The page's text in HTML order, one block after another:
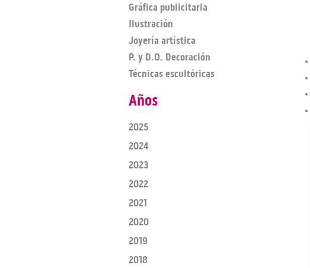
Gráfica publicitaria
Ilustración
Joyería artística
P. y D.O. Decoración
Técnicas escultóricas
Años
2025
2024
2023
2022
2021
2020
2019
2018